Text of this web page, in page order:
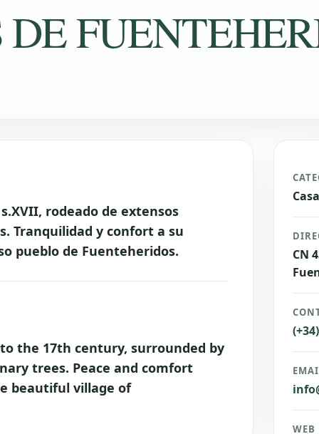
rodeado de extensos
Tranquilidad y confort a su
pueblo de Fuenteheridos.
the 17th century, surrounded by
trees. Peace and comfort
beautiful village of
CN
WEB